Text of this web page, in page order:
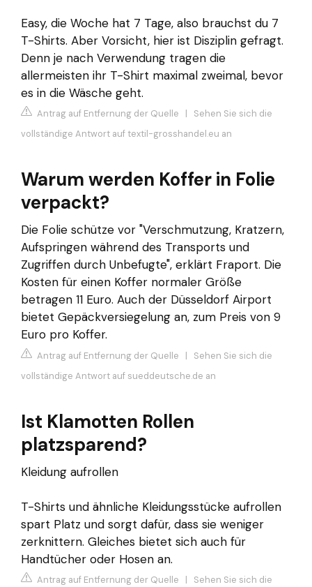
Easy, die Woche hat 7 Tage, also brauchst du 7
T-Shirts. Aber Vorsicht, hier ist Disziplin gefragt.
Denn je nach Verwendung tragen die
allermeisten ihr T-Shirt maximal zweimal, bevor
es in die Wäsche geht.
Antrag auf Entfernung der Quelle | Sehen Sie sich die
vollständige Antwort auf textil-grosshandel.eu an
Warum werden Koffer in Folie
verpackt?
Die Folie schütze vor "Verschmutzung, Kratzern,
Aufspringen während des Transports und
Zugriffen durch Unbefugte", erklärt Fraport. Die
Kosten für einen Koffer normaler Größe
betragen 11 Euro. Auch der Düsseldorf Airport
bietet Gepäckversiegelung an, zum Preis von 9
Euro pro Koffer.
Antrag auf Entfernung der Quelle | Sehen Sie sich die
vollständige Antwort auf sueddeutsche.de an
Ist Klamotten Rollen
platzsparend?
Kleidung aufrollen
T-Shirts und ähnliche Kleidungsstücke aufrollen
spart Platz und sorgt dafür, dass sie weniger
zerknittern. Gleiches bietet sich auch für
Handtücher oder Hosen an.
Antrag auf Entfernung der Quelle | Sehen Sie sich die